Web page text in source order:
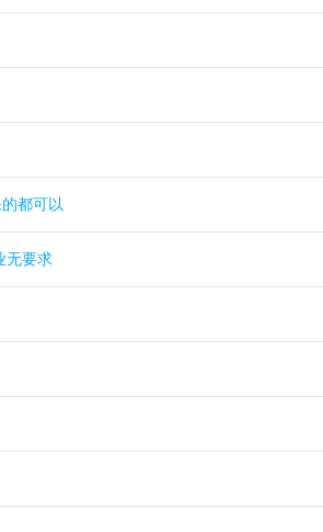
都可以
无要求